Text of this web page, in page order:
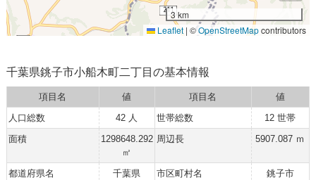
3 km
Leaflet | ©OpenStreetMapcontributors
千葉県銚子市小船木町二丁目の基本情報
項目名 値 項目名
値
人口総数
42 人 世帯総数
12 世帯
面積
1298648.292
㎡
周辺長 5907.087 ｍ
都道府県名 千葉県 市区町村名
銚子市